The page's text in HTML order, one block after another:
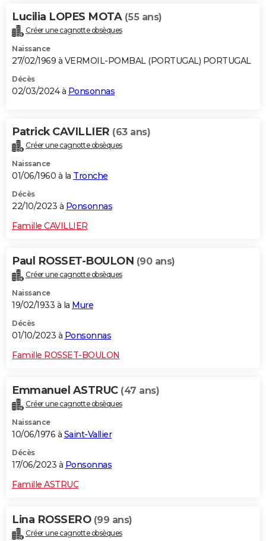
Lucilia LOPES MOTA (55 ans)
Créer une cagnotte obsèques
Naissance
27/02/1969 à VERMOIL-POMBAL (PORTUGAL) PORTUGAL
Décès
02/03/2024 à Ponsonnas
Patrick CAVILLIER (63 ans)
Créer une cagnotte obsèques
Naissance
01/06/1960 à la Tronche
Décès
22/10/2023 à Ponsonnas
Famille CAVILLIER
Paul ROSSET-BOULON (90 ans)
Créer une cagnotte obsèques
Naissance
19/02/1933 à la Mure
Décès
01/10/2023 à Ponsonnas
Famille ROSSET-BOULON
Emmanuel ASTRUC (47 ans)
Créer une cagnotte obsèques
Naissance
10/06/1976 à Saint-Vallier
Décès
17/06/2023 à Ponsonnas
Famille ASTRUC
Lina ROSSERO (99 ans)
Créer une cagnotte obsèques